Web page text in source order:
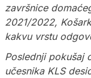
završnice
2021/2022,
kakvu vrstu
Poslednji pokušaj
učesnika KLS